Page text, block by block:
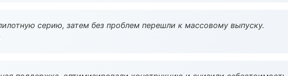
серию, затем без проблем перешли к массовому выпуску.